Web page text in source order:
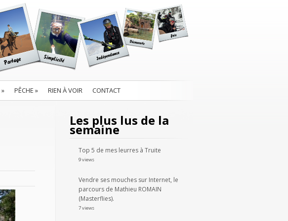
» PÊCHE » RIEN À VOIR CONTACT
Les plus lus de la
semaine
Top 5 de mes leurres à Truite
9 views
Vendre ses mouches sur Internet, le
parcours de Mathieu ROMAIN
(Masterflies).
7 views